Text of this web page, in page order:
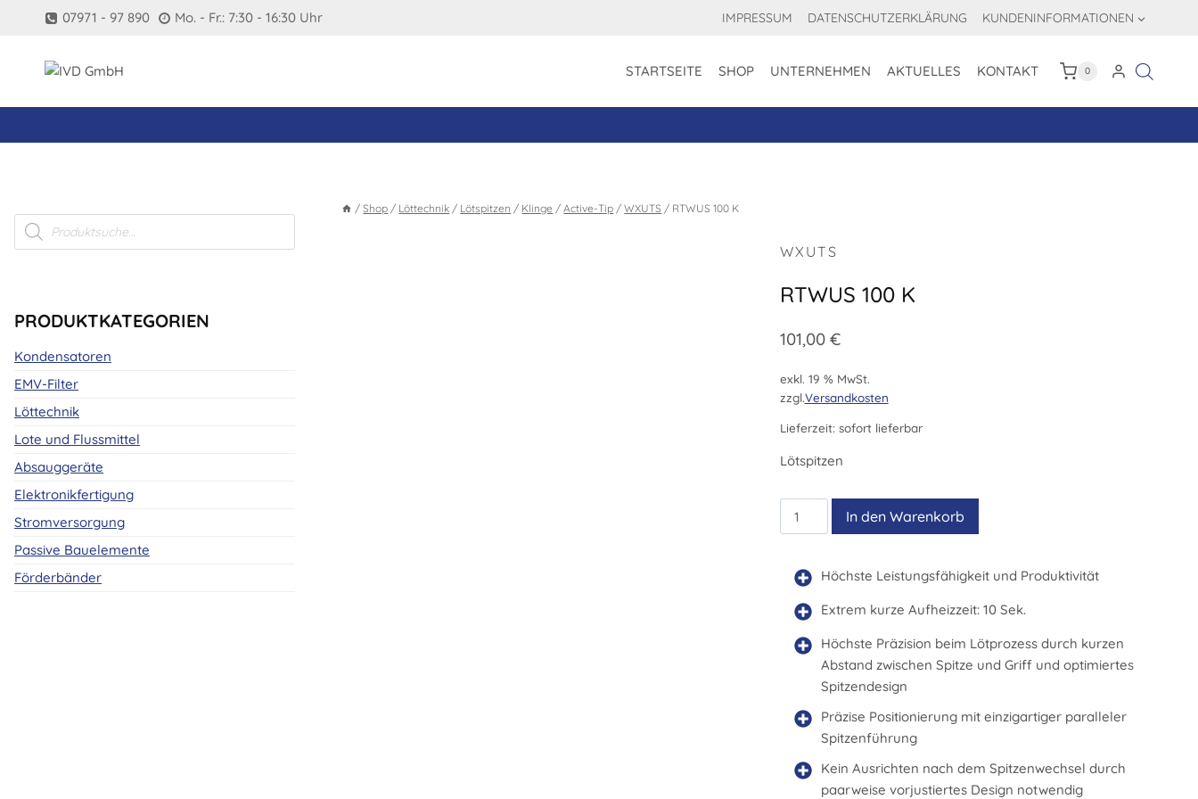
07971 - 97 890 Mo. - Fr.: 7:30 - 16:30 Uhr IMPRESSUM DATENSCHUTZERKLÄRUNG KUNDENINFORMATIONEN
STARTSEITE SHOP UNTERNEHMEN AKTUELLES KONTAKT 0
/ Shop / Löttechnik / Lötspitzen / Klinge / Active-Tip / WXUTS / RTWUS 100 K
WXUTS
RTWUS 100 K
101,00 €
exkl. 19 % MwSt.
zzgl.Versandkosten
Lieferzeit: sofort lieferbar
Lötspitzen
RTWUS
100
Menge
In den Warenkorb
Höchste Leistungsfähigkeit und Produktivität
Extrem kurze Aufheizzeit: 10 Sek.
Höchste Präzision beim Lötprozess durch kurzen
Abstand zwischen Spitze und Griff und optimiertes
Spitzendesign
Präzise Positionierung mit einzigartiger paralleler
Spitzenführung
Kein Ausrichten nach dem Spitzenwechsel durch
paarweise vorjustiertes Design notwendig
Products
search
PRODUKTKATEGORIEN
Kondensatoren
EMV-Filter
Löttechnik
Lote und Flussmittel
Absauggeräte
Elektronikfertigung
Stromversorgung
Passive Bauelemente
Förderbänder